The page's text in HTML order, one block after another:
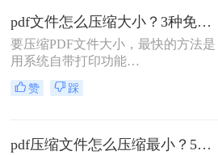
何压缩pdf大小呢？本文将介绍两种常
用的PDF压缩方法，以帮助您更好地
压缩PDF文件。
pdf文件怎么压缩大小？3种免费+1种专业方法全攻略（附决策表）！
要压缩PDF文件大小，最快的方法是
用系统自带打印功能
（Windows/macOS均支持）或在线免
费工具（如PDFmao、转转大师）直
业软件「转转大师PDF转换器」——
赞 踩
pdf压缩文件怎么压缩最小？5个常用方法全解析！